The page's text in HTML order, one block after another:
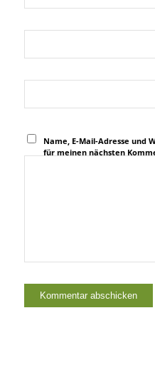
Name, E-Mail-Adresse und
für meinen nächsten